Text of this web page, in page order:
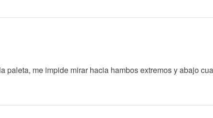
me impide mirar hacia hambos extremos y abajo